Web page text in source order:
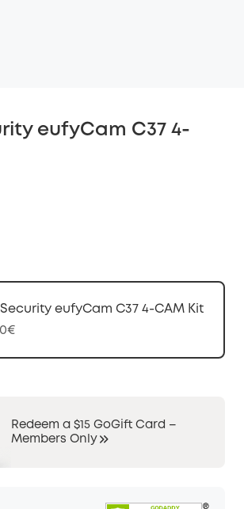
eufyCam C37 4-
eufyCam C37 4-CAM Kit
Redeem a $15 GoGift Card –
Members Only